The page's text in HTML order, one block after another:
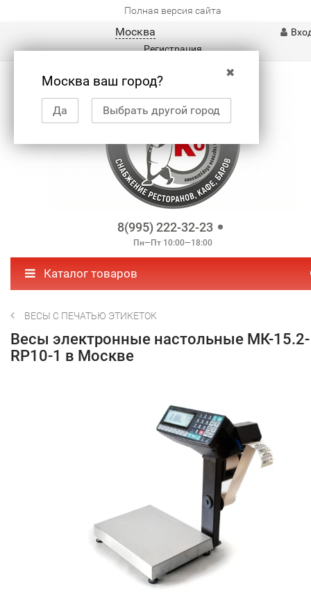
Полная версия сайта
Москва
✖
Москва ваш город?
Да Выбрать другой город
Регистрация
8(995) 222-32-23
Пн—Пт 10:00—18:00
Каталог товаров
ВЕСЫ С ПЕЧАТЬЮ ЭТИКЕТОК
Весы электронные настольные MК-15.2-
RP10-1 в Москве